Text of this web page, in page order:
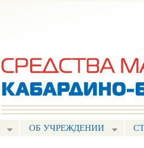
ОБ УЧРЕЖДЕНИИ